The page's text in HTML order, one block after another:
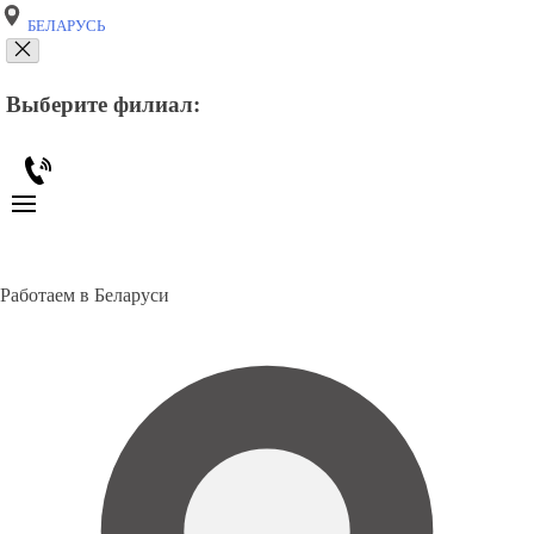
БЕЛАРУСЬ
Выберите филиал:
Работаем в Беларуси